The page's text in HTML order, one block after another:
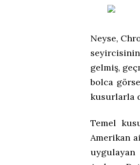
Neyse,
gelmiş,
bolca
kusurlarla
Temel
Amerikan